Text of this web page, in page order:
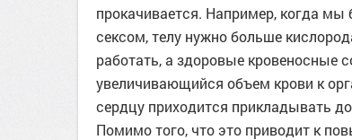
прокачивается. Например, когда
сексом, телу нужно больше
работать, а здоровые кровеносные
увеличивающийся объем крови к
сердцу приходится прикладывать
Помимо того, что это приводит к